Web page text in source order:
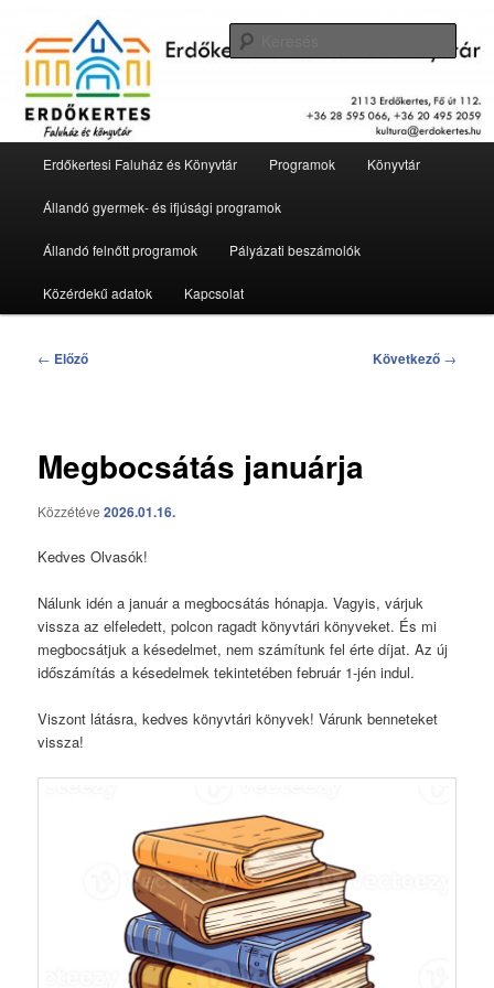
elsődleges
tartalomraErdőkertesi Faluház és Könyvtár
Erdőkertesi Faluház és Könyvtár Programok Könyvtár
Állandó gyermek- és ifjúsági programok
Állandó felnőtt programok Pályázati beszámolók
Közérdekű adatok Kapcsolat
Bejegyzés
← Előző Következő →
Megbocsátás januárja
Közzétéve2026.01.16.
Kedves Olvasók!
Nálunk idén a január a megbocsátás hónapja. Vagyis, várjuk
vissza az elfeledett, polcon ragadt könyvtári könyveket. És mi
megbocsátjuk a késedelmet, nem számítunk fel érte díjat. Az új
időszámítás a késedelmek tekintetében február 1-jén indul.
Viszont látásra, kedves könyvtári könyvek! Várunk benneteket
vissza!